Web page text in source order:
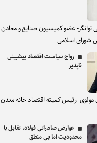
توانگر- عضو کمیسیون صنایع و معادن
اسلامی
رواج سیاست اقتصاد پیشبینی
ناپذیر
مولوی- رئیس کمیته اقتصاد خانه معدن
عوارض صادراتی فولاد، تقابل با
محدودیت اما بی منطق